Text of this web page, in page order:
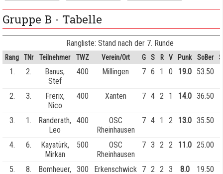
Gruppe B - Tabelle
Rangliste: Stand nach der 7. Runde
Rang TNr Teilnehmer TWZ Verein/Ort G S R V Punk SoBer
1. 2.
Banus,
Stef
400 Millingen 7 6 1 0 19.0 53.50
2. 3.
Frerix,
Nico
400 Xanten 7 4 2 1 14.0 36.50
3. 1.
Randerath,
Leo
400
OSC
Rheinhausen
7 4 1 2 13.0 35.50
4. 6.
Kayatürk,
Mirkan
500
OSC
Rheinhausen
7 3 2 2 11.0 25.00
5. 8.
Bomheuer,
300 Erkenschwick 7 2 2 3 8.0 19.50